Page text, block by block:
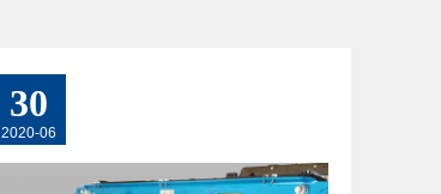
30
2020-06